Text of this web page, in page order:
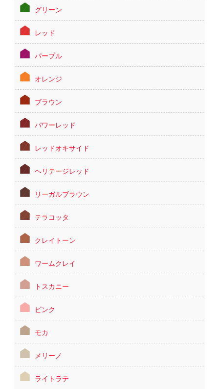
グリーン
レッド
パープル
オレンジ
ブラウン
パワーレッド
レッドオキサイド
ヘリテージレッド
リーガルブラウン
テラコッタ
クレイトーン
ワームクレイ
トスカニー
ピンク
モカ
メリーノ
ライトラテ